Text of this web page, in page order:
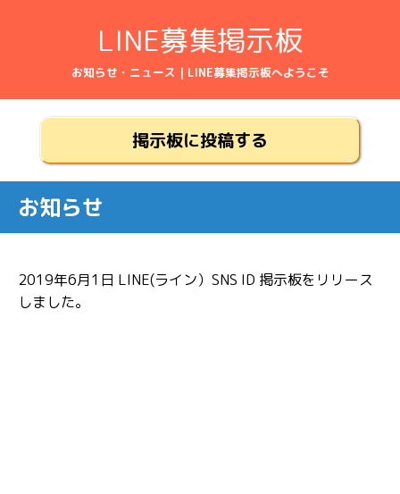
LINE募集掲示板
お知らせ・ニュース | LINE募集掲示板へようこそ
掲示板に投稿する
お知らせ
2019年6月1日 LINE(ライン）SNS ID 掲示板をリリース
しました。